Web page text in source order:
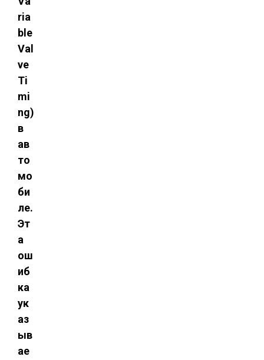
ria
ble
Val
ve
Ti
mi
ng)
в
ав
то
мо
би
ле.
Эт
а
ош
иб
ка
ук
аз
ыв
ае